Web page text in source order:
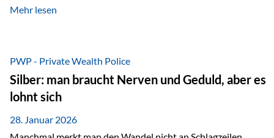
starken Anstiegen. Diese verändern jedoch nicht die
von geopolitischen Spannungen, einer stark ausgeweiteten
Geldmenge sowie strukturellen Verschiebungen an den
Kapitalmärkten geprägt ist, bleibt Gold ein bewährter Anker.
Nicht, weil…
Mehr lesen
PWP - Private Wealth Police
Silber: man braucht Nerven und Geduld, aber es
lohnt sich
28. Januar 2026